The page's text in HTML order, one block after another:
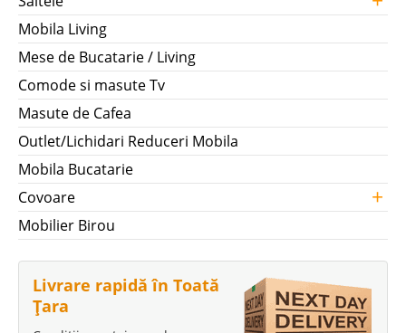
Mobila Living
Mese de Bucatarie / Living
Comode si masute Tv
Masute de Cafea
Outlet/Lichidari Reduceri Mobila
Mobila Bucatarie
Covoare
+
Mobilier Birou
Livrare rapidă în Toată
Țara